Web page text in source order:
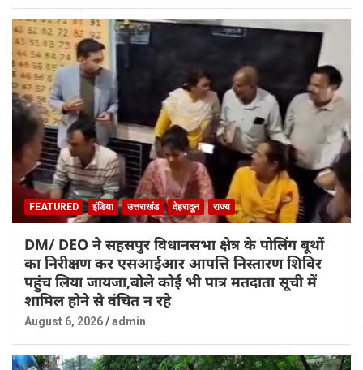
FEATURED इंडिया उत्तराखंड देहरादून राज्य
DM/ DEO ने सहसपुर विधानसभा क्षेत्र के पोलिंग बूथों
का निरीक्षण कर एसआईआर आपत्ति निस्तारण शिविर
पहुंच लिया जायजा,बोले कोई भी पात्र मतदाता सूची में
शामिल होने से वंचित न रहे
August 6, 2026 admin